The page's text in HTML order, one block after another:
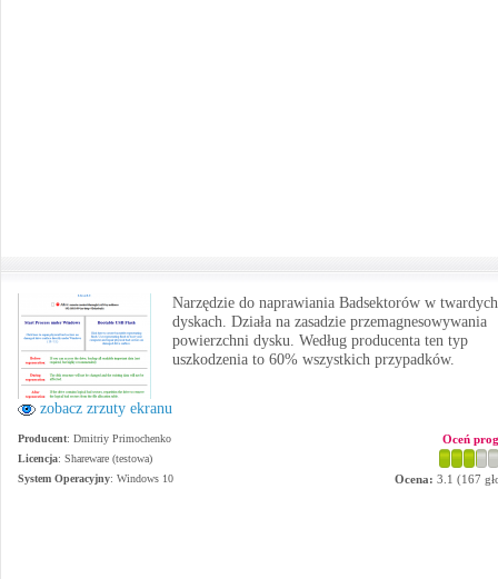
zobacz zrzuty ekranu
Narzędzie do naprawiania Badsektorów w twardych
dyskach. Działa na zasadzie przemagnesowywania
powierzchni dysku. Według producenta ten typ
uszkodzenia to 60% wszystkich przypadków.
Producent: Dmitriy Primochenko
Licencja: Shareware (testowa)
System Operacyjny: Windows 10
Oceń
Ocena: 3.1 (167